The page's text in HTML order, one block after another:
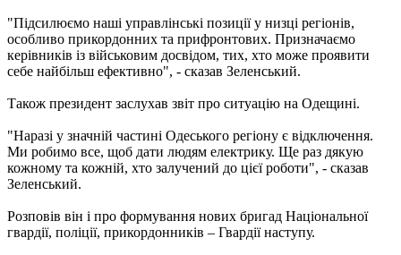
"Підсилюємо наші управлінські позиції у низці регіонів,
особливо прикордонних та прифронтових. Призначаємо
керівників із військовим досвідом, тих, хто може проявити
себе найбільш ефективно", - сказав Зеленський.
Також президент заслухав звіт про ситуацію на Одещині.
"Наразі у значній частині Одеського регіону є відключення.
Ми робимо все, щоб дати людям електрику. Ще раз дякую
кожному та кожній, хто залучений до цієї роботи", - сказав
Зеленський.
Розповів він і про формування нових бригад Національної
гвардії, поліції, прикордонників – Гвардії наступу.